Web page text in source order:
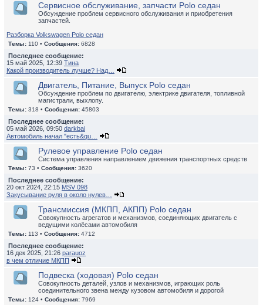
Сервисное обслуживание, запчасти Polo седан
Обсуждение проблем сервисного обслуживания и приобретения
запчастей.
Разборка Volkswagen Polo седан
Темы: 110 • Сообщения: 6828
Последнее сообщение:
15 май 2025, 12:39 Тина
Какой производитель лучше? Над…
Двигатель, Питание, Выпуск Polo седан
Обсуждение проблем по двигателю, электрике двигателя, топливной
магистрали, выхлопу.
Темы: 318 • Сообщения: 45803
Последнее сообщение:
05 май 2026, 09:50 darkbai
Автомобиль начал "есть&qu…
Рулевое управление Polo седан
Система управления направлением движения транспортных средств
Темы: 73 • Сообщения: 3620
Последнее сообщение:
20 окт 2024, 22:15 MSV 098
Закусывание руля в около нулев…
Трансмиссия (МКПП, АКПП) Polo седан
Совокупность агрегатов и механизмов, соединяющих двигатель с
ведущими колёсами автомобиля
Темы: 113 • Сообщения: 4712
Последнее сообщение:
16 дек 2025, 21:26 parauoz
в чем отличие МКПП
Подвеска (ходовая) Polo седан
Совокупность деталей, узлов и механизмов, играющих роль
соединительного звена между кузовом автомобиля и дорогой
Темы: 124 • Сообщения: 7969